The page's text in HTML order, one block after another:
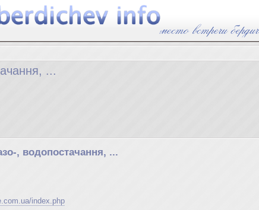
...
, водопостачання, ...
index.php